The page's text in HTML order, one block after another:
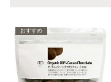
おすすめ